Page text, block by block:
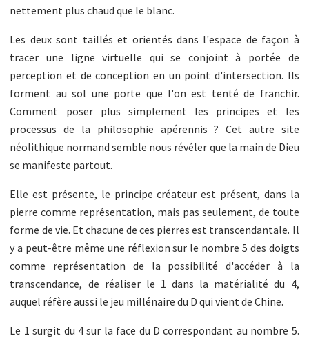
nettement plus chaud que le blanc.
Les deux sont taillés et orientés dans l'espace de façon à
tracer une ligne virtuelle qui se conjoint à portée de
perception et de conception en un point d'intersection. Ils
forment au sol une porte que l'on est tenté de franchir.
Comment poser plus simplement les principes et les
processus de la philosophie apérennis ? Cet autre site
néolithique normand semble nous révéler que la main de Dieu
se manifeste partout.
Elle est présente, le principe créateur est présent, dans la
pierre comme représentation, mais pas seulement, de toute
forme de vie. Et chacune de ces pierres est transcendantale. Il
y a peut-être même une réflexion sur le nombre 5 des doigts
comme représentation de la possibilité d'accéder à la
transcendance, de réaliser le 1 dans la matérialité du 4,
auquel réfère aussi le jeu millénaire du D qui vient de Chine.
Le 1 surgit du 4 sur la face du D correspondant au nombre 5.